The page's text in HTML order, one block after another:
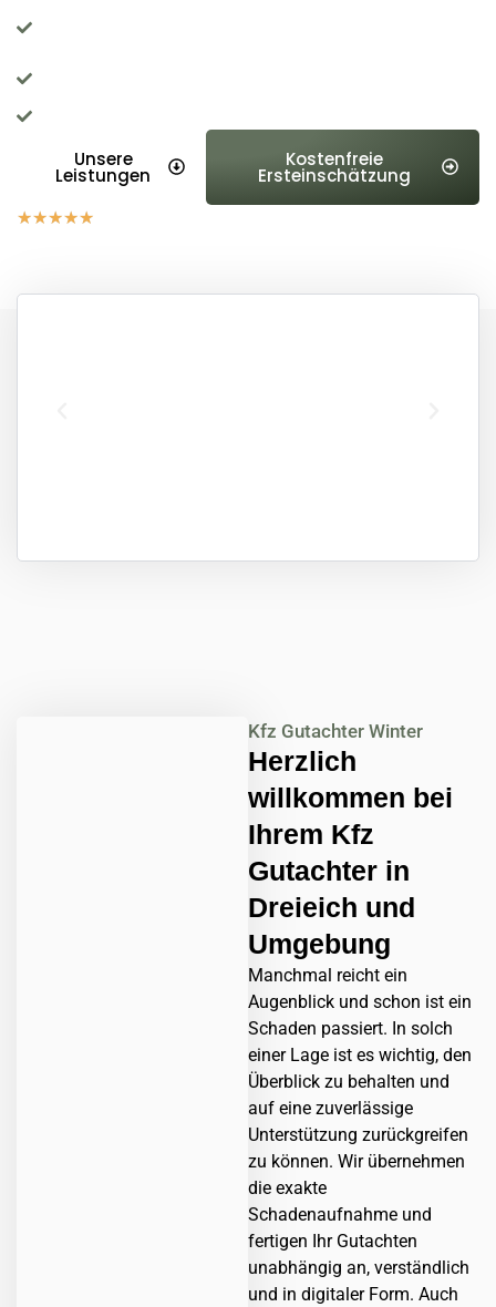
Unsere
Leistungen
Kostenfreie
Ersteinschätzung
★★★★★
Kfz Gutachter Winter
Herzlich
willkommen bei
Ihrem Kfz
Gutachter in
Dreieich und
Umgebung
Manchmal reicht ein
Augenblick und schon ist ein
Schaden passiert. In solch
einer Lage ist es wichtig, den
Überblick zu behalten und
auf eine zuverlässige
Unterstützung zurückgreifen
zu können. Wir übernehmen
die exakte
Schadenaufnahme und
fertigen Ihr Gutachten
unabhängig an, verständlich
und in digitaler Form. Auch